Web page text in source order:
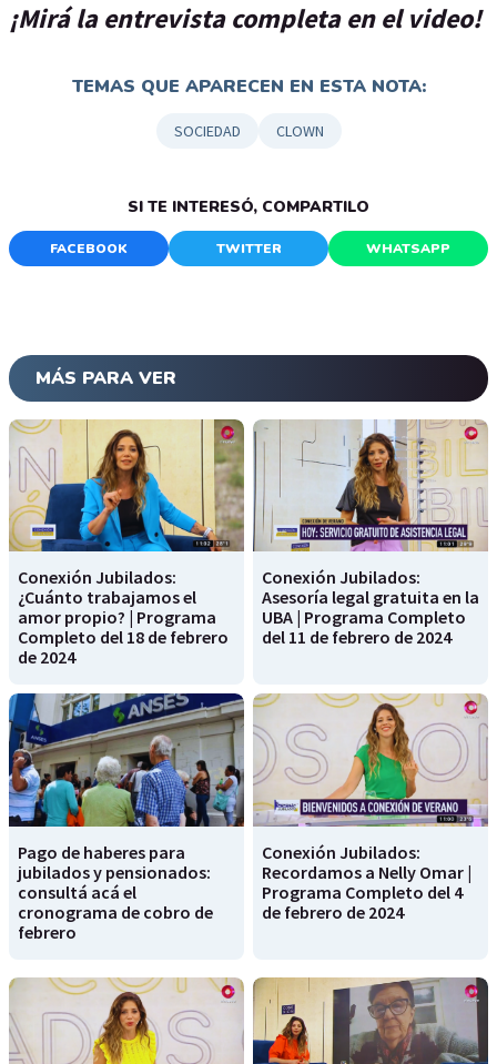
¡Mirá la entrevista completa en el video!
TEMAS QUE APARECEN EN ESTA NOTA:
SOCIEDAD CLOWN
SI TE INTERESÓ, COMPARTILO
FACEBOOK TWITTER WHATSAPP
MÁS PARA VER
Conexión Jubilados:
¿Cuánto trabajamos el
amor propio? | Programa
Completo del 18 de febrero
de 2024
Conexión Jubilados:
Asesoría legal gratuita en la
UBA | Programa Completo
del 11 de febrero de 2024
Pago de haberes para
jubilados y pensionados:
consultá acá el
cronograma de cobro de
febrero
Conexión Jubilados:
Recordamos a Nelly Omar |
Programa Completo del 4
de febrero de 2024